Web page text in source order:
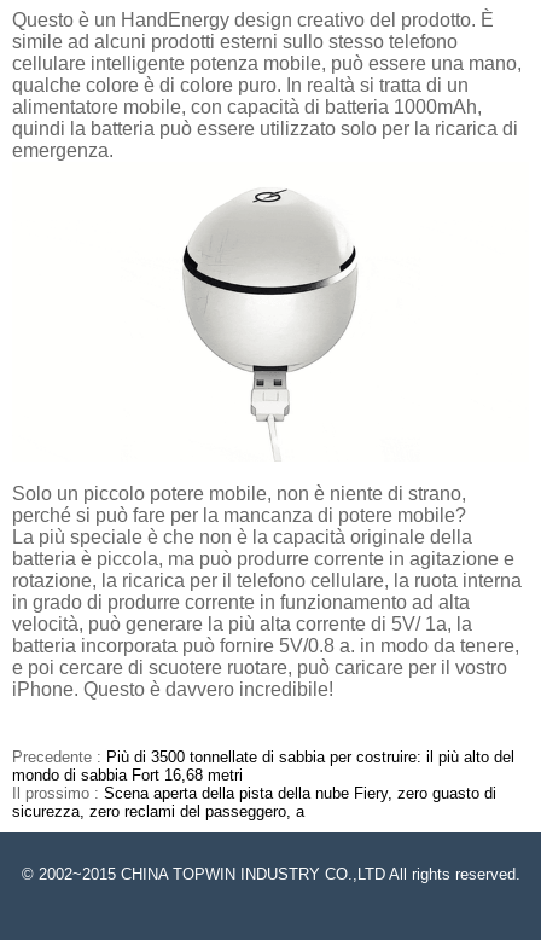
Questo è un HandEnergy design creativo del prodotto. È
simile ad alcuni prodotti esterni sullo stesso telefono
cellulare intelligente potenza mobile, può essere una mano,
qualche colore è di colore puro. In realtà si tratta di un
alimentatore mobile, con capacità di batteria 1000mAh,
quindi la batteria può essere utilizzato solo per la ricarica di
emergenza.
Solo un piccolo potere mobile, non è niente di strano,
perché si può fare per la mancanza di potere mobile?
La più speciale è che non è la capacità originale della
batteria è piccola, ma può produrre corrente in agitazione e
rotazione, la ricarica per il telefono cellulare, la ruota interna
in grado di produrre corrente in funzionamento ad alta
velocità, può generare la più alta corrente di 5V/ 1a, la
batteria incorporata può fornire 5V/0.8 a. in modo da tenere,
e poi cercare di scuotere ruotare, può caricare per il vostro
iPhone. Questo è davvero incredibile!
Precedente : Più di 3500 tonnellate di sabbia per costruire: il più alto del
mondo di sabbia Fort 16,68 metri
Il prossimo : Scena aperta della pista della nube Fiery, zero guasto di
sicurezza, zero reclami del passeggero, a
© 2002~2015 CHINA TOPWIN INDUSTRY CO.,LTD All rights reserved.